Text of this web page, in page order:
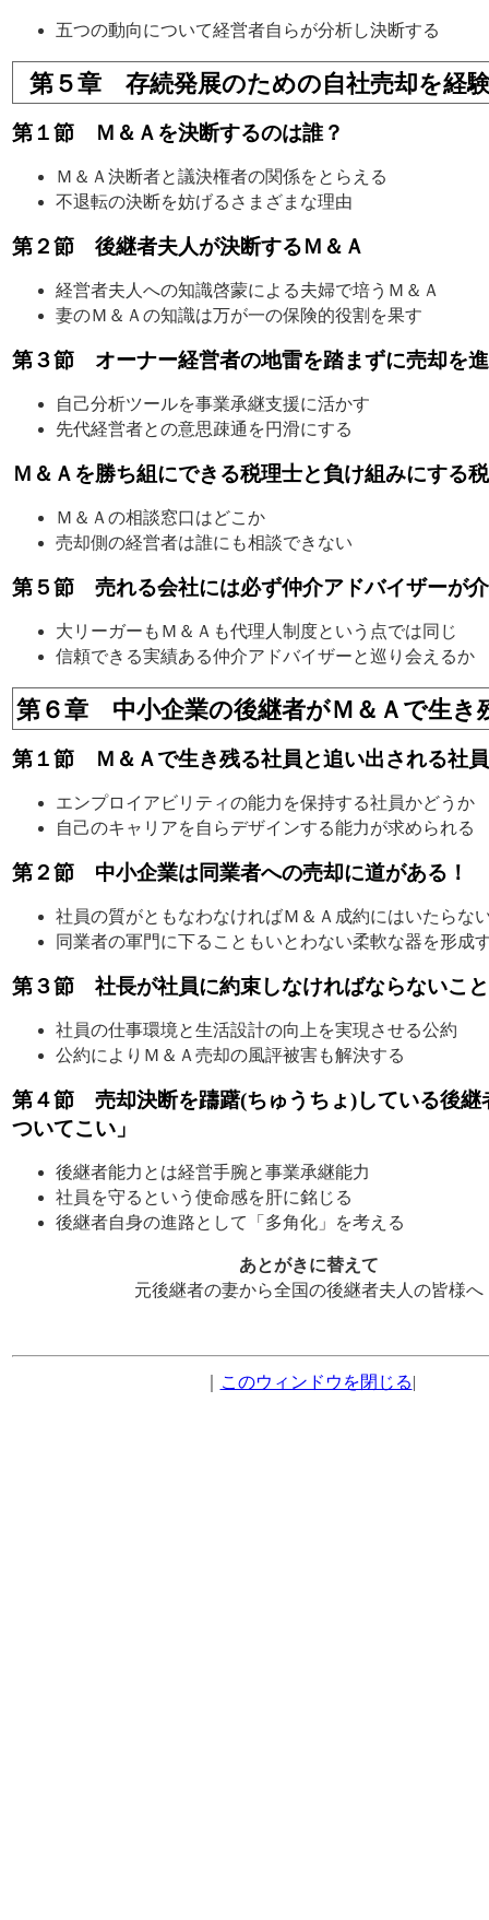
五つの動向について経営者自らが分析し決断する
第５章 存続発展のための自社売却を経
第１節 Ｍ＆Ａを決断するのは誰？
Ｍ＆Ａ決断者と議決権者の関係をとらえる
不退転の決断を妨げるさまざまな理由
第２節 後継者夫人が決断するＭ＆Ａ
経営者夫人への知識啓蒙による夫婦で培うＭ＆Ａ
妻のＭ＆Ａの知識は万が一の保険的役割を果す
第３節 オーナー経営者の地雷を踏まずに売却を
自己分析ツールを事業承継支援に活かす
先代経営者との意思疎通を円滑にする
Ｍ＆Ａを勝ち組にできる税理士と負け組みにする
Ｍ＆Ａの相談窓口はどこか
売却側の経営者は誰にも相談できない
第５節 売れる会社には必ず仲介アドバイザーが
大リーガーもＭ＆Ａも代理人制度という点では同じ
信頼できる実績ある仲介アドバイザーと巡り会えるか
第６章 中小企業の後継者がＭ＆Ａで生き
第１節 Ｍ＆Ａで生き残る社員と追い出される社員
エンプロイアビリティの能力を保持する社員かどうか
自己のキャリアを自らデザインする能力が求められる
第２節 中小企業は同業者への売却に道がある！
社員の質がともなわなければＭ＆Ａ成約にはいたらな
同業者の軍門に下ることもいとわない柔軟な器を形成
第３節 社長が社員に約束しなければならないこと
社員の仕事環境と生活設計の向上を実現させる公約
公約によりＭ＆Ａ売却の風評被害も解決する
第４節 売却決断を躊躇(ちゅうちょ)している後継
ついてこい」
後継者能力とは経営手腕と事業承継能力
社員を守るという使命感を肝に銘じる
後継者自身の進路として「多角化」を考える
あとがきに替えて
元後継者の妻から全国の後継者夫人の皆様へ
このウィンドウを閉じる|